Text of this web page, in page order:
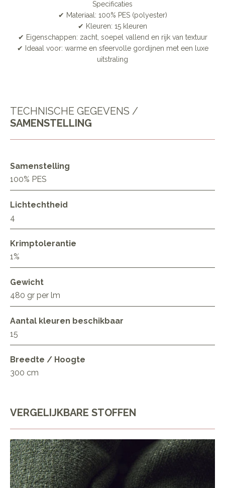
Specificaties
✔ Materiaal: 100% PES (polyester)
✔ Kleuren: 15 kleuren
✔ Eigenschappen: zacht, soepel vallend en rijk van textuur
✔ Ideaal voor: warme en sfeervolle gordijnen met een luxe
uitstraling
TECHNISCHE GEGEVENS /
SAMENSTELLING
Samenstelling
100% PES
Lichtechtheid
4
Krimptolerantie
1%
Gewicht
480 gr per lm
Aantal kleuren beschikbaar
15
Breedte / Hoogte
300 cm
VERGELIJKBARE STOFFEN